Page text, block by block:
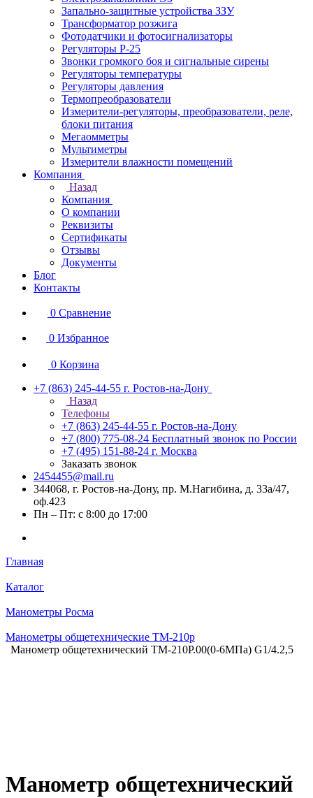
Запально-защитные устройства ЗЗУ
Трансформатор розжига
Фотодатчики и фотосигнализаторы
Регуляторы Р-25
Звонки громкого боя и сигнальные сирены
Регуляторы температуры
Регуляторы давления
Термопреобразователи
Измерители-регуляторы, преобразователи, реле,
блоки питания
Мегаомметры
Мультиметры
Измерители влажности помещений
Компания
Назад
Компания
О компании
Реквизиты
Сертификаты
Отзывы
Документы
Блог
Контакты
0 Сравнение
0 Избранное
0 Корзина
+7 (863) 245-44-55 г. Ростов-на-Дону
Назад
Телефоны
+7 (863) 245-44-55 г. Ростов-на-Дону
+7 (800) 775-08-24 Бесплатный звонок по России
+7 (495) 151-88-24 г. Москва
Заказать звонок
2454455@mail.ru
344068, г. Ростов-на-Дону, пр. М.Нагибина, д. 33а/47,
оф.423
Пн – Пт: с 8:00 до 17:00
Главная
Каталог
Манометры Росма
Манометры общетехнические ТМ-210р
Манометр общетехнический ТМ-210Р.00(0-6МПа) G1/4.2,5
Манометр общетехнический